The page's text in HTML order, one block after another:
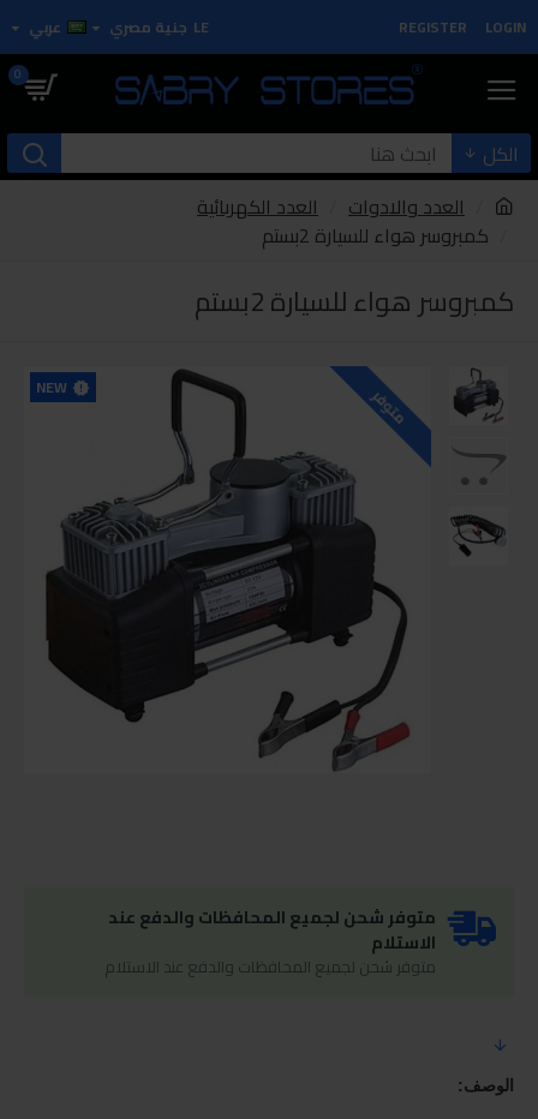
LOGIN
REGISTER
LE جنية مصري عربي
0
الكل
العدد والادوات
العدد الكهربائية
كمبروسر هواء للسيارة 2بستم
كمبروسر هواء للسيارة 2بستم
NEW متوفر
متوفر شحن لجميع المحافظات والدفع عند
الاستلام
متوفر شحن لجميع المحافظات والدفع عند الاستلام
الوصف: